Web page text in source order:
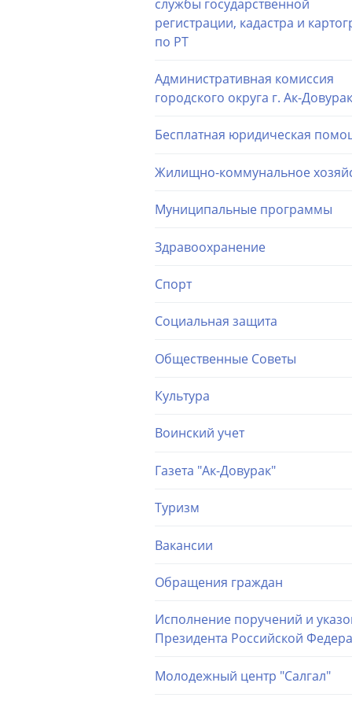
службы государственной
регистрации, кадастра и
по РТ
Административная комиссия
городского округа г. Ак-Довурак
Бесплатная юридическая
Жилищно-коммунальное
Муниципальные программы
Здравоохранение
Спорт
Социальная защита
Общественные Советы
Культура
Воинский учет
Газета "Ак-Довурак"
Туризм
Вакансии
Обращения граждан
Исполнение поручений и
Президента Российской
Молодежный центр "Салгал"